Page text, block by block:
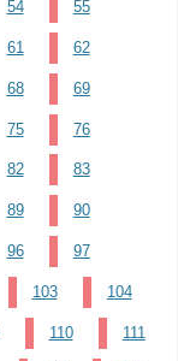
54 55
61 62
68 69
75 76
82 83
89 90
96 97
103 104
110 111